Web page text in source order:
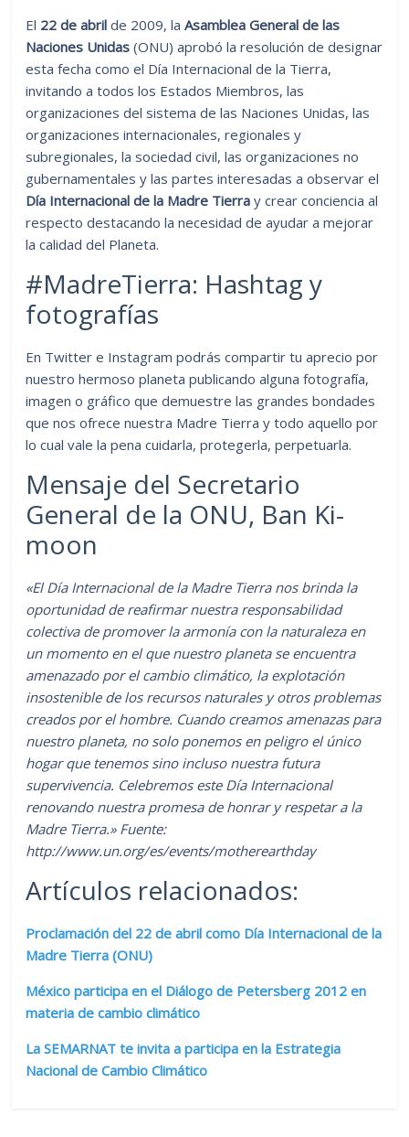
El 22 de abril de 2009, la Asamblea General de las
Naciones Unidas (ONU) aprobó la resolución de designar
esta fecha como el Día Internacional de la Tierra,
invitando a todos los Estados Miembros, las
organizaciones del sistema de las Naciones Unidas, las
organizaciones internacionales, regionales y
subregionales, la sociedad civil, las organizaciones no
gubernamentales y las partes interesadas a observar el
Día Internacional de la Madre Tierra y crear conciencia al
respecto destacando la necesidad de ayudar a mejorar
la calidad del Planeta.
#MadreTierra: Hashtag y
fotografías
En Twitter e Instagram podrás compartir tu aprecio por
nuestro hermoso planeta publicando alguna fotografía,
imagen o gráfico que demuestre las grandes bondades
que nos ofrece nuestra Madre Tierra y todo aquello por
lo cual vale la pena cuidarla, protegerla, perpetuarla.
Mensaje del Secretario
General de la ONU, Ban Ki-
moon
«El Día Internacional de la Madre Tierra nos brinda la
oportunidad de reafirmar nuestra responsabilidad
colectiva de promover la armonía con la naturaleza en
un momento en el que nuestro planeta se encuentra
amenazado por el cambio climático, la explotación
insostenible de los recursos naturales y otros problemas
creados por el hombre. Cuando creamos amenazas para
nuestro planeta, no solo ponemos en peligro el único
hogar que tenemos sino incluso nuestra futura
supervivencia. Celebremos este Día Internacional
renovando nuestra promesa de honrar y respetar a la
Madre Tierra.» Fuente:
http://www.un.org/es/events/motherearthday
Artículos relacionados:
Proclamación del 22 de abril como Día Internacional de la
Madre Tierra (ONU)
México participa en el Diálogo de Petersberg 2012 en
materia de cambio climático
La SEMARNAT te invita a participa en la Estrategia
Nacional de Cambio Climático